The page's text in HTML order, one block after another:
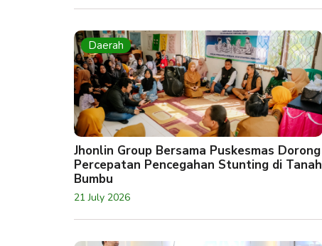
Daerah
Jhonlin Group Bersama Puskesmas Dorong
Percepatan Pencegahan Stunting di Tanah
Bumbu
21 July 2026